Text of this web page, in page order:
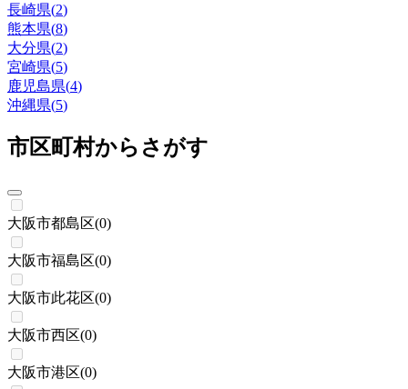
長崎県(2)
熊本県(8)
大分県(2)
宮崎県(5)
鹿児島県(4)
沖縄県(5)
市区町村からさがす
大阪市都島区(0)
大阪市福島区(0)
大阪市此花区(0)
大阪市西区(0)
大阪市港区(0)